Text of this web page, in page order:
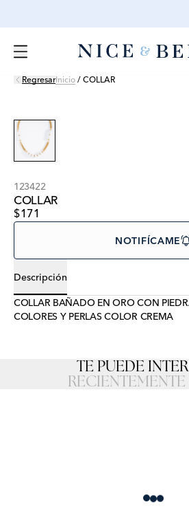
RegresarInicio / COLLAR
123422
COLLAR
$171
NOTIFÍCAME
Descripción
COLLAR BAÑADO EN ORO CON
COLORES Y PERLAS COLOR CREMA
TE PUEDE
Loading